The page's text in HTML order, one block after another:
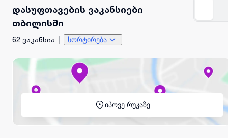
დასუფთავების ვაკანსიები
თბილისში
62 ვაკანსია სორტირება
იპოვე რუკაზე